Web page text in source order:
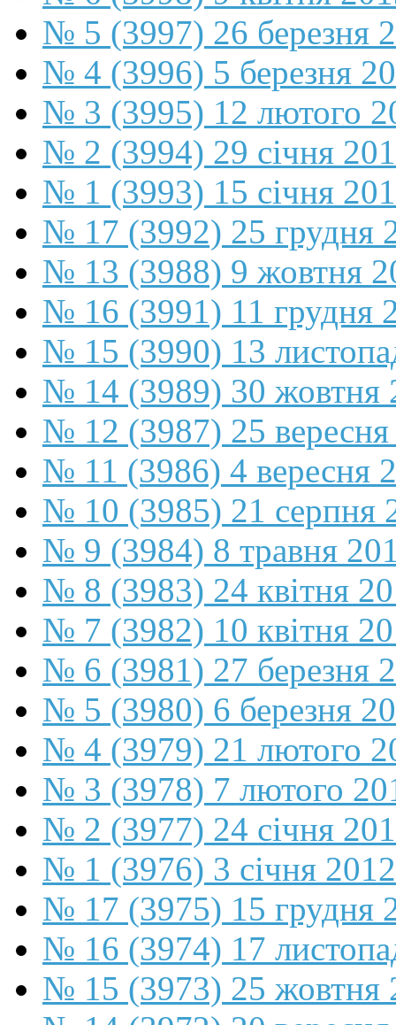
№ 5 (3997) 26 березня
№ 4 (3996) 5 березня
№ 3 (3995) 12 лютого
№ 2 (3994) 29 січня
№ 1 (3993) 15 січня
№ 17 (3992) 25 грудня
№ 13 (3988) 9 жовтня
№ 16 (3991) 11 грудня
№ 15 (3990) 13
№ 14 (3989) 30 жовтня
№ 12 (3987) 25
№ 11 (3986) 4 вересня
№ 10 (3985) 21 серпня
№ 9 (3984) 8 травня
№ 8 (3983) 24 квітня
№ 7 (3982) 10 квітня
№ 6 (3981) 27 березня
№ 5 (3980) 6 березня
№ 4 (3979) 21 лютого
№ 3 (3978) 7 лютого
№ 2 (3977) 24 січня
№ 1 (3976) 3 січня 2012
№ 17 (3975) 15 грудня
№ 16 (3974) 17
№ 15 (3973) 25 жовтня